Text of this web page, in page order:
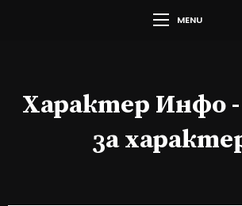
MENU
Характер Инфо -
за